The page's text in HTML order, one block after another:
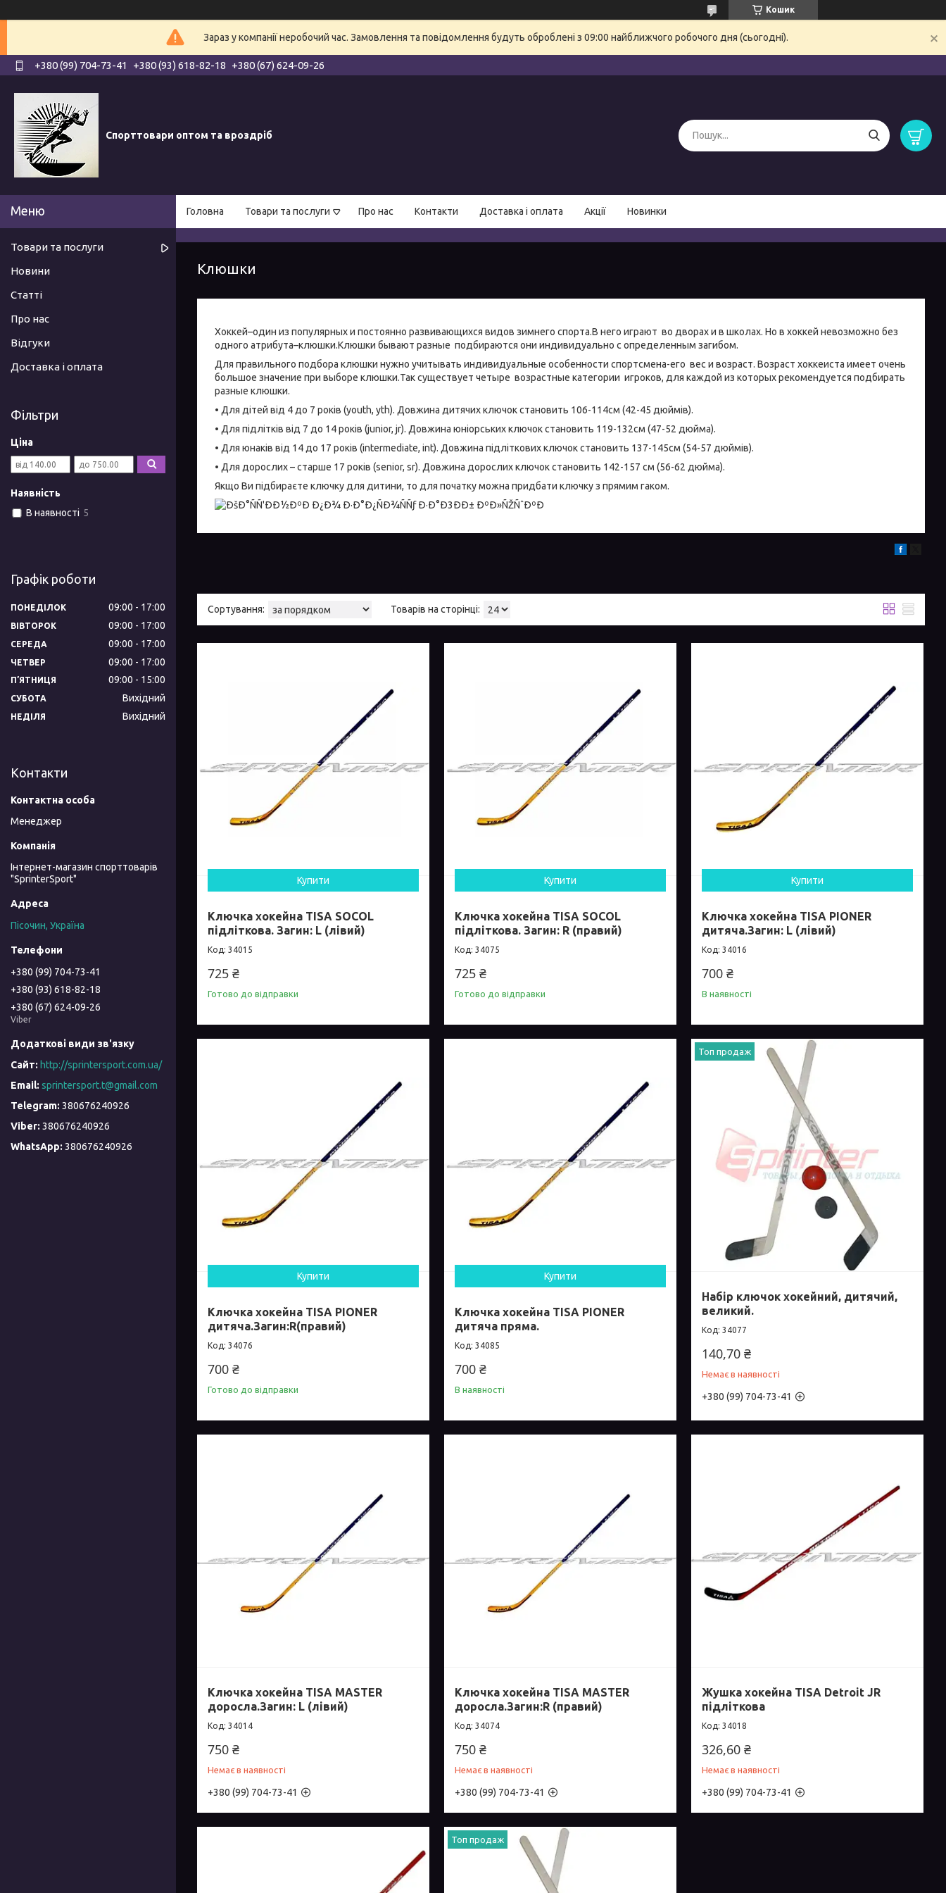
Кошик
Зараз у компанії неробочий час. Замовлення та повідомлення будуть оброблені з 09:00 найближчого робочого дня (сьогодні).
+380 (99) 704-73-41 +380 (93) 618-82-18 +380 (67) 624-09-26
Спорттовари оптом та вроздріб
Головна Товари та послуги Про нас Контакти Доставка і оплата Акції Новинки
Клюшки
Хоккей–один из популярных и постоянно развивающихся видов зимнего спорта.В него играют во дворах и в школах. Но в хоккей невозможно без
одного атрибута–клюшки.Клюшки бывают разные подбираются они индивидуально с определенным загибом.
Для правильного подбора клюшки нужно учитывать индивидуальные особенности спортсмена-его вес и возраст. Возраст хоккеиста имеет очень
большое значение при выборе клюшки.Так существует четыре возрастные категории игроков, для каждой из которых рекомендуется подбирать
разные клюшки.
• Для дітей від 4 до 7 років (youth, yth). Довжина дитячих ключок становить 106-114см (42-45 дюймів).
• Для підлітків від 7 до 14 років (junior, jr). Довжина юніорських ключок становить 119-132см (47-52 дюйма).
• Для юнаків від 14 до 17 років (intermediate, int). Довжина підліткових ключок становить 137-145см (54-57 дюймів).
• Для дорослих – старше 17 років (senior, sr). Довжина дорослих ключок становить 142-157 см (56-62 дюйма).
Якщо Ви підбираєте ключку для дитини, то для початку можна придбати ключку з прямим гаком.
Купити
Ключка хокейна TISA SOCOL
підліткова. Загин: L (лівий)
34015
725 ₴
Готово до відправки
Купити
Ключка хокейна TISA SOCOL
підліткова. Загин: R (правий)
34075
725 ₴
Готово до відправки
Купити
Ключка хокейна TISA PIONER
дитяча.Загин: L (лівий)
34016
700 ₴
В наявності
Купити
Ключка хокейна TISA PIONER
дитяча.Загин:R(правий)
34076
700 ₴
Готово до відправки
Купити
Ключка хокейна TISA PIONER
дитяча пряма.
34085
700 ₴
В наявності
Топ продаж
Набір ключок хокейний, дитячий,
великий.
34077
140,70 ₴
Немає в наявності
+380 (99) 704-73-41
Ключка хокейна TISA MASTER
доросла.Загин: L (лівий)
34014
750 ₴
Немає в наявності
+380 (99) 704-73-41
Ключка хокейна TISA MASTER
доросла.Загин:R (правий)
34074
750 ₴
Немає в наявності
+380 (99) 704-73-41
Жушка хокейна TISA Detroit JR
підліткова
34018
326,60 ₴
Немає в наявності
+380 (99) 704-73-41
Топ продаж
Товари та послуги
Новини
Статті
Про нас
Відгуки
Доставка і оплата
Фільтри
Ціна
Наявність
В наявності 5
Графік роботи
ПОНЕДІЛОК 09:00 17:00
ВІВТОРОК 09:00 17:00
СЕРЕДА 09:00 17:00
ЧЕТВЕР 09:00 17:00
ПʼЯТНИЦЯ 09:00 15:00
СУБОТА Вихідний
НЕДІЛЯ Вихідний
Контакти
Менеджер
Інтернет-магазин спорттоварів
"SprinterSport"
Пісочин, Україна
+380 (99) 704-73-41
+380 (93) 618-82-18
+380 (67) 624-09-26
Viber
http://sprintersport.com.ua/
sprintersport.t@gmail.com
380676240926
380676240926
380676240926